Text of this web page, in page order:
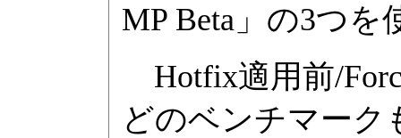
MP Beta」の3つを
Hotfix適用前/
どのベンチマーク